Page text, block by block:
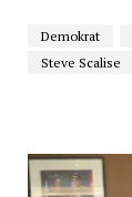
Demokrat
Steve Scalise